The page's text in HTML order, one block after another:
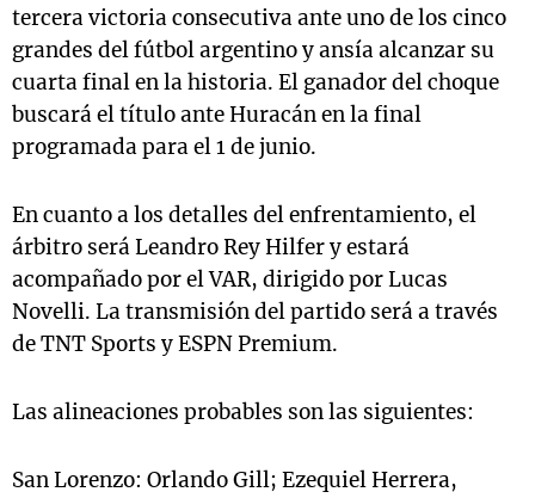
tercera victoria consecutiva ante uno de los cinco
grandes del fútbol argentino y ansía alcanzar su
cuarta final en la historia. El ganador del choque
buscará el título ante Huracán en la final
programada para el 1 de junio.
En cuanto a los detalles del enfrentamiento, el
árbitro será Leandro Rey Hilfer y estará
acompañado por el VAR, dirigido por Lucas
Novelli. La transmisión del partido será a través
de TNT Sports y ESPN Premium.
Las alineaciones probables son las siguientes:
San Lorenzo: Orlando Gill; Ezequiel Herrera,